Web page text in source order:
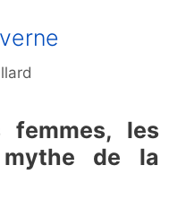
femmes, les
de la